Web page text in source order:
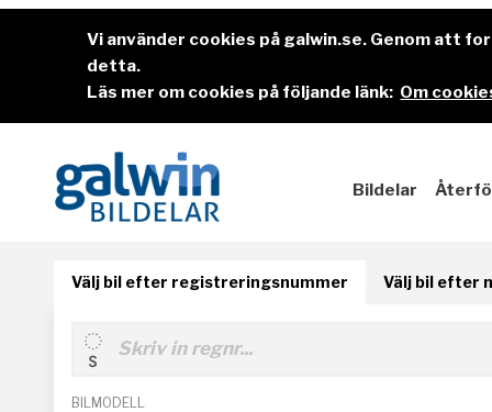
Vi använder cookies på galwin.se. Genom att
detta.
Läs mer om cookies på följande länk: Om
Bildelar
Välj bil efter registreringsnummer Välj bil efter
BILMODELL